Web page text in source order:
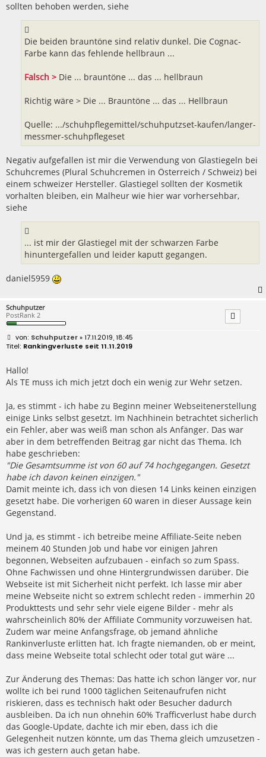
sollten behoben werden, siehe
Die beiden brauntöne sind relativ dunkel. Die Cognac-
Farbe kann das fehlende hellbraun ...
Falsch > Die ... brauntöne ... das ... hellbraun
Richtig wäre > Die ... Brauntöne ... das ... Hellbraun
Quelle: .../schuhpflegemittel/schuhputzset-kaufen/langer-
messmer-schuhpflegeset
Negativ aufgefallen ist mir die Verwendung von Glastiegeln bei
Schuhcremes (Plural Schuhcremen in Österreich / Schweiz) bei
einem schweizer Hersteller. Glastiegel sollten der Kosmetik
vorhalten bleiben, ein Malheur wie hier war vorhersehbar,
siehe
... ist mir der Glastiegel mit der schwarzen Farbe
hinuntergefallen und leider kaputt gegangen.
daniel5959
Schuhputzer
PostRank 2
B
e
r
a
g
Schuhputzer» 17.11.2019, 18:45
Rankingverluste seit 11.11.2019
Hallo!
Als TE muss ich mich jetzt doch ein wenig zur Wehr setzen.
Ja, es stimmt - ich habe zu Beginn meiner Webseitenerstellung
einige Links selbst gesetzt. Im Nachhinein betrachtet sicherlich
ein Fehler, aber was weiß man schon als Anfänger. Das war
aber in dem betreffenden Beitrag gar nicht das Thema. Ich
habe geschrieben:
"Die Gesamtsumme ist von 60 auf 74 hochgegangen. Gesetzt
habe ich davon keinen einzigen."
Damit meinte ich, dass ich von diesen 14 Links keinen einzigen
gesetzt habe. Die vorherigen 60 waren in dieser Aussage kein
Gegenstand.
Und ja, es stimmt - ich betreibe meine Affiliate-Seite neben
meinem 40 Stunden Job und habe vor einigen Jahren
begonnen, Webseiten aufzubauen - einfach so zum Spass.
Ohne Fachwissen und ohne Hintergrundwissen darüber. Die
Webseite ist mit Sicherheit nicht perfekt. Ich lasse mir aber
meine Webseite nicht so extrem schlecht reden - immerhin 20
Produkttests und sehr sehr viele eigene Bilder - mehr als
wahrscheinlich 80% der Affiliate Community vorzuweisen hat.
Zudem war meine Anfangsfrage, ob jemand ähnliche
Rankinverluste erlitten hat. Ich fragte niemanden, ob er meint,
dass meine Webseite total schlecht oder total gut wäre ...
Zur Änderung des Themas: Das hatte ich schon länger vor, nur
wollte ich bei rund 1000 täglichen Seitenaufrufen nicht
riskieren, dass es technisch hakt oder Besucher dadurch
ausbleiben. Da ich nun ohnehin 60% Trafficverlust habe durch
das Google-Update, dachte ich mir eben, dass ich die
Gelegenheit nutzen könnte, um das Thema gleich umzusetzen -
was ich gestern auch getan habe.